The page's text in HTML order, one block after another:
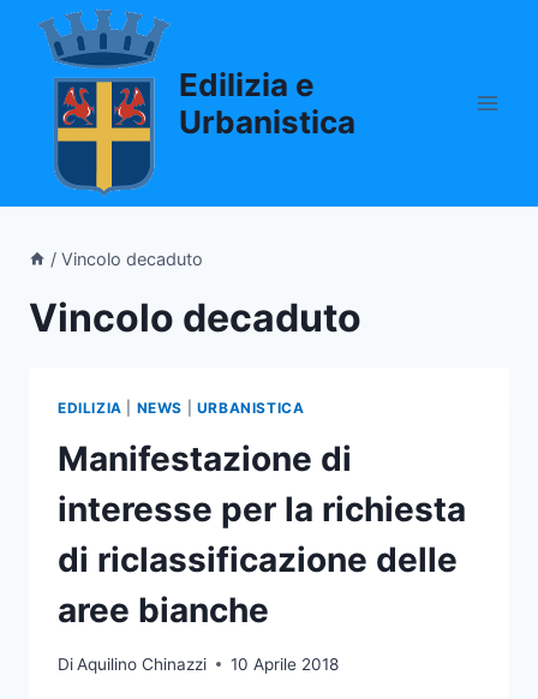
Salta
contenuto
Edilizia e
Urbanistica
/ Vincolo decaduto
Vincolo decaduto
EDILIZIA NEWS URBANISTICA
Manifestazione di
interesse per la richiesta
di riclassificazione delle
aree bianche
DiAquilino Chinazzi 10 Aprile 2018